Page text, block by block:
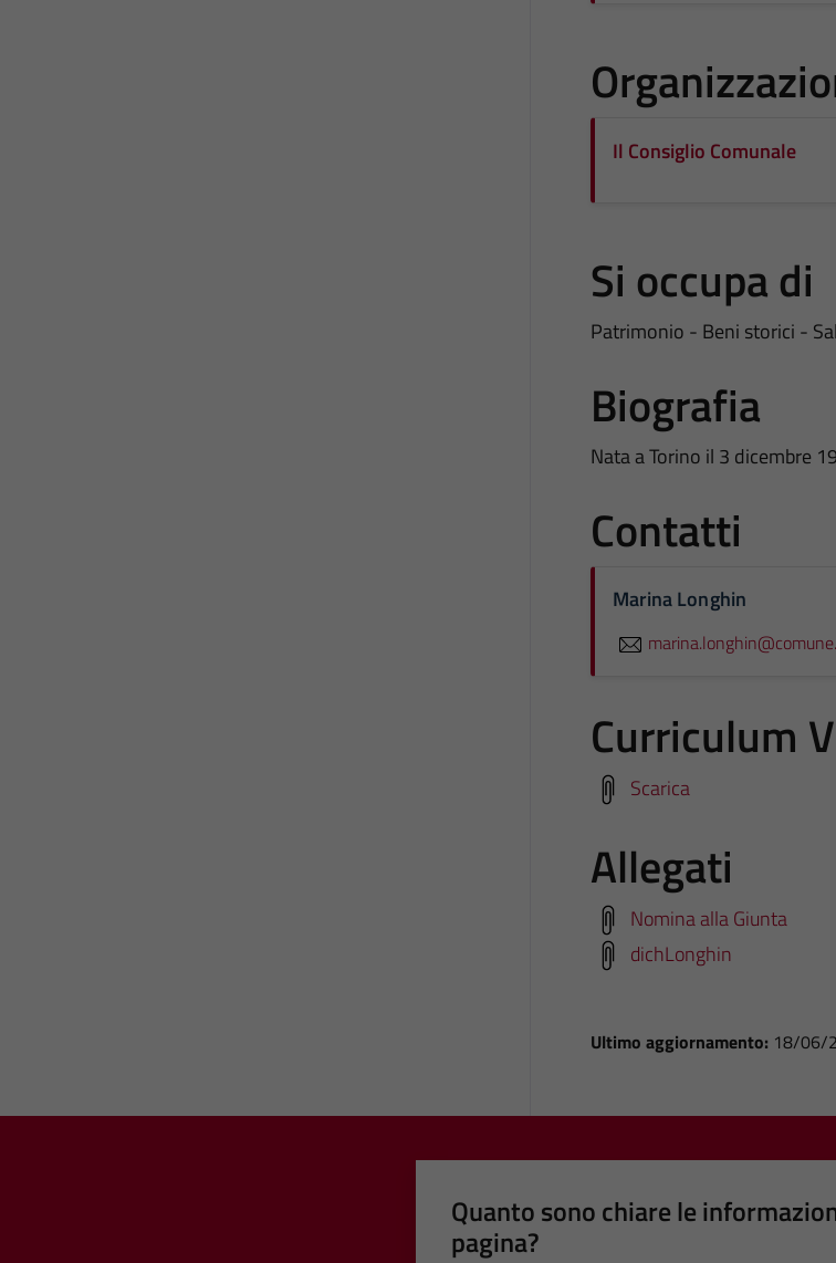
Il Consiglio Comunale
Si occupa di
Patrimonio - Beni storici -
Biografia
Nata a Torino il 3 dicembre
Contatti
Marina Longhin
Curriculum
Scarica
Allegati
Nomina alla Giunta
dichLonghin
Ultimo aggiornamento: 18/06/
Quanto sono chiare le
pagina?